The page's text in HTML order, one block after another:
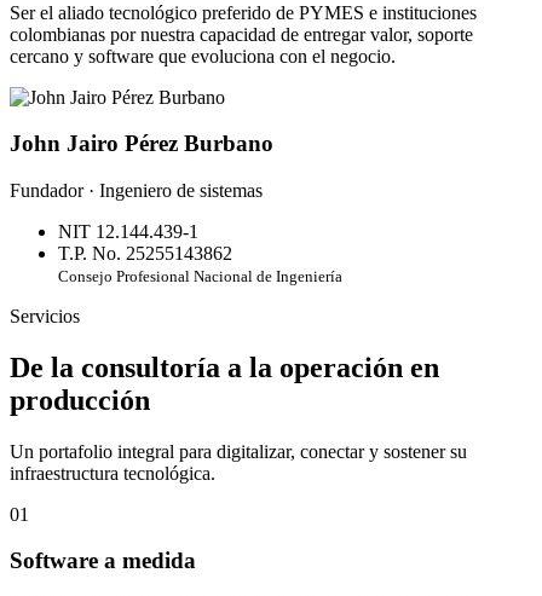
Ser el aliado tecnológico preferido de PYMES e instituciones
colombianas por nuestra capacidad de entregar valor, soporte
cercano y software que evoluciona con el negocio.
John Jairo Pérez Burbano
Fundador · Ingeniero de sistemas
NIT 12.144.439-1
T.P. No. 25255143862
Consejo Profesional Nacional de Ingeniería
Servicios
De la consultoría a la operación en
producción
Un portafolio integral para digitalizar, conectar y sostener su
infraestructura tecnológica.
01
Software a medida